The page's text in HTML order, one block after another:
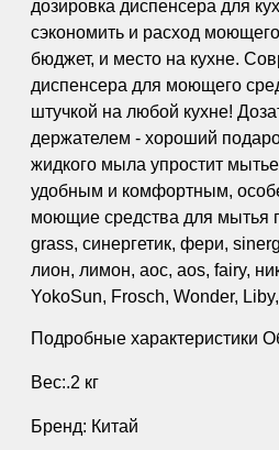
дозировка диспенсера для
сэкономить и расход
бюджет, и место на кухне.
диспенсера для моющего
штучкой на любой кухне!
держателем - хороший
жидкого мыла упростит
удобным и комфортным,
моющие средства для мытья
grass, синергетик, фери,
лион, лимон, аос, aos, fairy,
YokoSun, Frosch, Wonder,
Подробные характеристики
Вес:.2 кг
Бренд: Китай